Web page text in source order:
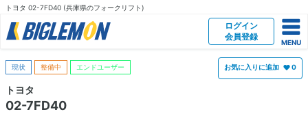
トヨタ 02-7FD40 (兵庫県のフォークリフト)
ログイン
会員登録
現状 整備中 エンドユーザー お気に入りに追加 0
トヨタ
02-7FD40